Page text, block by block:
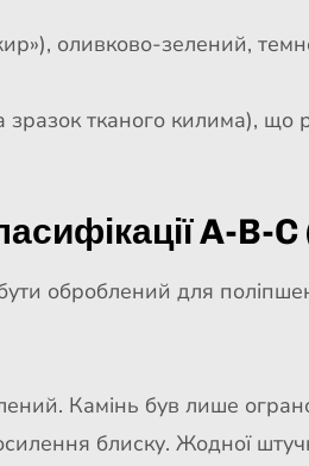
оливково-зелений,
тканого килима), що
A-B-
оброблений для
Камінь був лише
блиску. Жодної